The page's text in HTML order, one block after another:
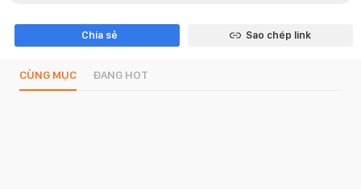
Chia sẻ Sao chép link
CÙNG MỤC ĐANG HOT